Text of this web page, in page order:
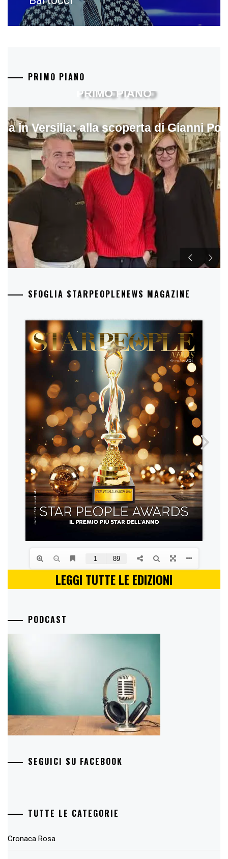
PRIMO PIANO
in Versilia: alla scoperta di Gianni
PRIMO PIANO
SFOGLIA STARPEOPLENEWS MAGAZINE
LEGGI TUTTE LE EDIZIONI
PODCAST
SEGUICI SU FACEBOOK
TUTTE LE CATEGORIE
Cronaca Rosa